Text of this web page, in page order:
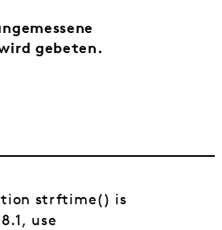
gebeten.
strftime() is
use